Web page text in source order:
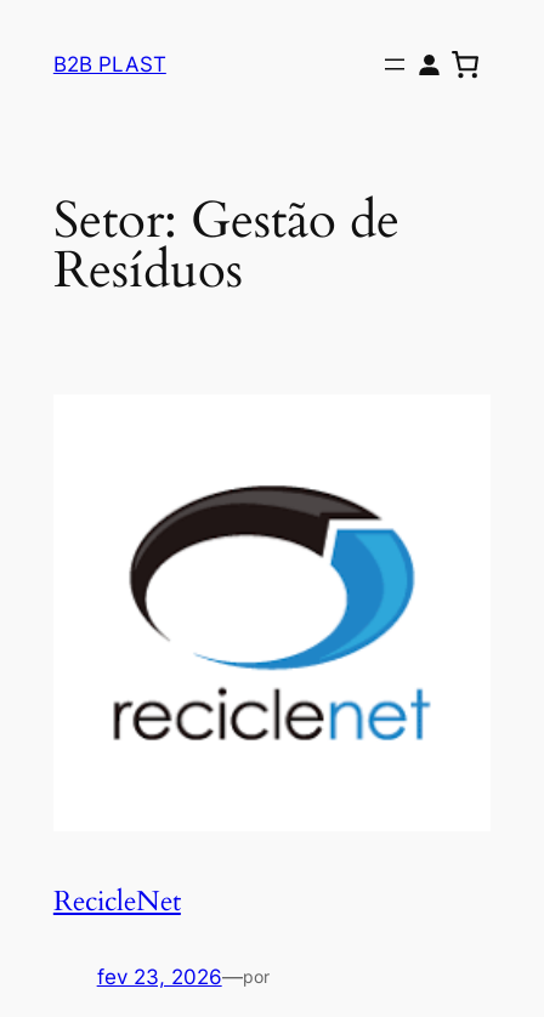
B2B PLAST
Setor: Gestão de
Resíduos
RecicleNet
fev 23, 2026—por